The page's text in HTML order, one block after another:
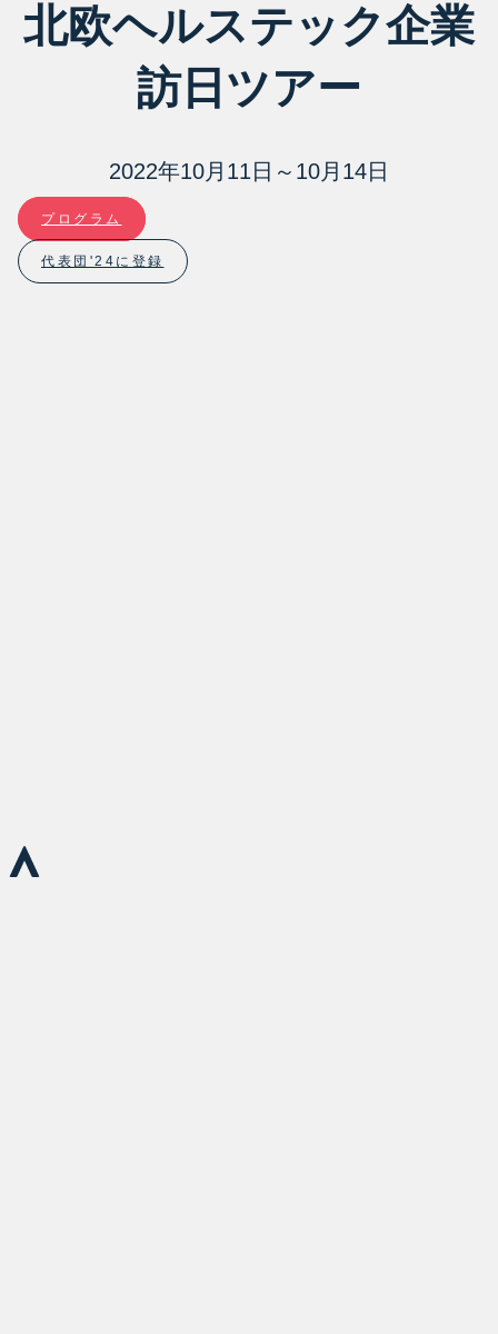
北欧ヘルステック企業
訪日ツアー
2022年10月11日～10月14日
プログラム
代表団'24に登録